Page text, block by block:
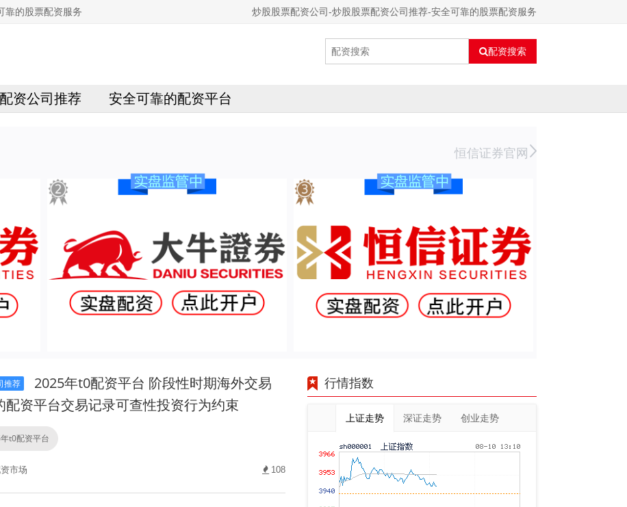
靠的股票配资服务 炒股股票配资公司-炒股股票配资公司推荐-安全可靠的股票配资服务
配资搜索
资公司推荐 安全可靠的配资平台
恒信证券官网
推荐
2025年t0配资平台 阶段性时期海外交易
配资平台交易记录可查性投资行为约束
t0配资平台
市场 108
行情指数
上证走势 深证走势 创业走势